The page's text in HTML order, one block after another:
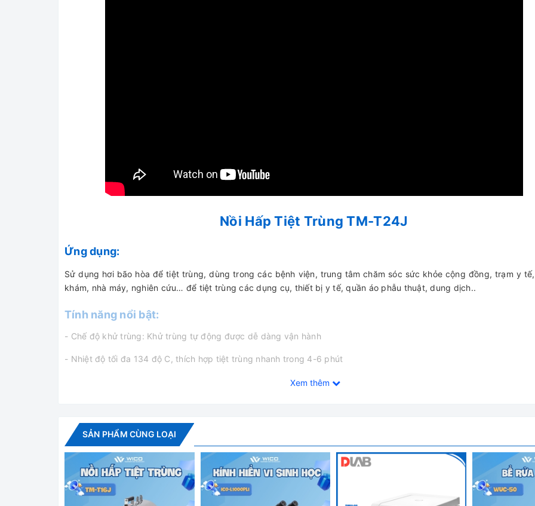
Nồi Hấp Tiệt Trùng TM-T24J
Ứng dụng:
Sử dụng hơi bão hòa để tiệt trùng, dùng trong các bệnh viện, trung tâm chăm sóc sức khỏe cộng đồng, trạm y
khám, nhà máy, nghiên cứu… để tiệt trùng các dụng cụ, thiết bị y tế, quần áo phẫu thuật, dung dịch..
Tính năng nổi bật:
- Chế độ khử trùng: Khử trùng tự động được dễ dàng vận hành
- Nhiệt độ tối đa 134 độ C, thích hợp tiệt trùng nhanh trong 4-6 phút
- Sau khi tiệt trùng máy sẽ tự động ngắt nguồn điện và báo động
- Thiết kế hoàn toàn bằng thép không gỉ
Xem thêm
SẢN PHẨM CÙNG LOẠI